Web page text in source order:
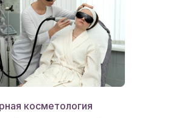
косметология